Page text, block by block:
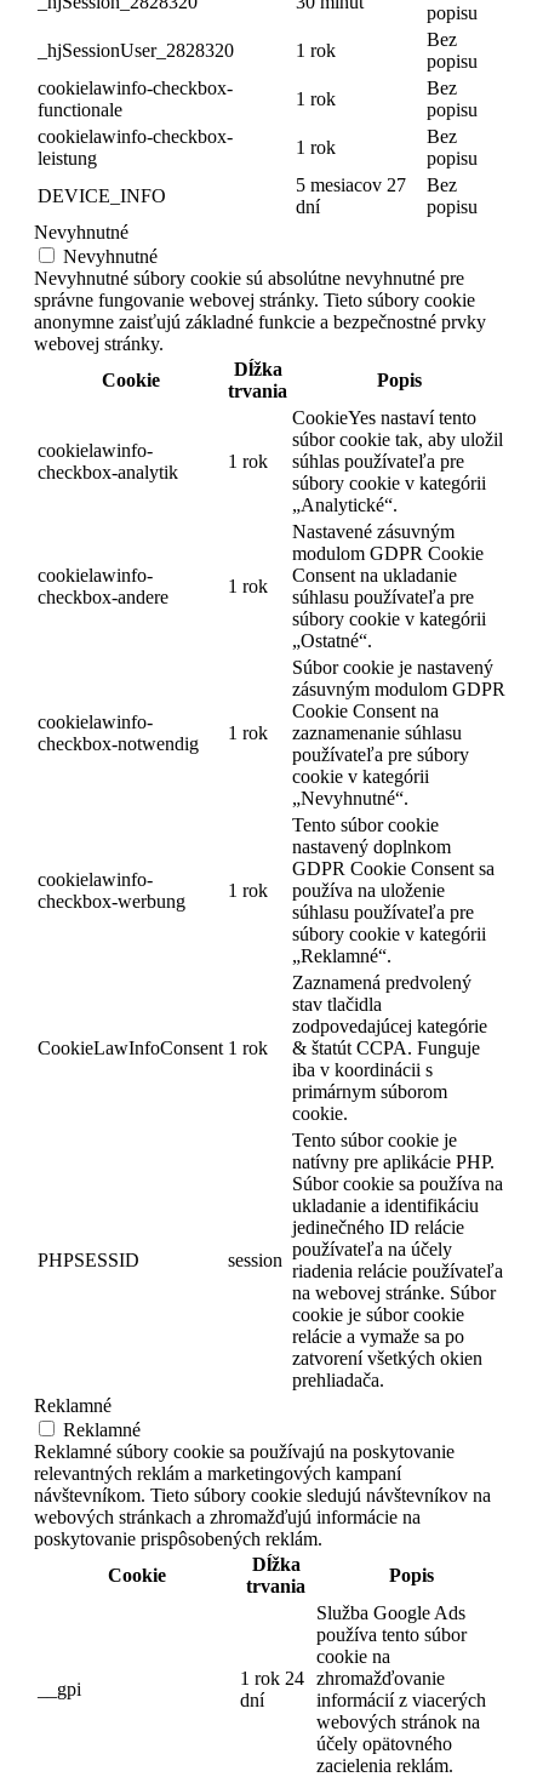
popisu
_hjSessionUser_2828320
1 rok
Bez
popisu
cookielawinfo-checkbox-
functionale
1 rok
Bez
popisu
cookielawinfo-checkbox-
leistung
1 rok
Bez
popisu
DEVICE_INFO
5 mesiacov 27
dní
Bez
popisu
Nevyhnutné
Nevyhnutné
Nevyhnutné súbory cookie sú absolútne nevyhnutné pre
správne fungovanie webovej stránky. Tieto súbory cookie
anonymne zaisťujú základné funkcie a bezpečnostné prvky
webovej stránky.
Cookie
Dĺžka
trvania
Popis
cookielawinfo-
checkbox-analytik
1 rok
CookieYes nastaví tento
súbor cookie tak, aby uložil
súhlas používateľa pre
súbory cookie v kategórii
„Analytické“.
cookielawinfo-
checkbox-andere
1 rok
Nastavené zásuvným
modulom GDPR Cookie
Consent na ukladanie
súhlasu používateľa pre
súbory cookie v kategórii
„Ostatné“.
cookielawinfo-
checkbox-notwendig
1 rok
Súbor cookie je nastavený
zásuvným modulom GDPR
Cookie Consent na
zaznamenanie súhlasu
používateľa pre súbory
cookie v kategórii
„Nevyhnutné“.
cookielawinfo-
checkbox-werbung
1 rok
Tento súbor cookie
nastavený doplnkom
GDPR Cookie Consent sa
používa na uloženie
súhlasu používateľa pre
súbory cookie v kategórii
„Reklamné“.
CookieLawInfoConsent 1 rok
Zaznamená predvolený
stav tlačidla
zodpovedajúcej kategórie
& štatút CCPA. Funguje
iba v koordinácii s
primárnym súborom
cookie.
PHPSESSID session
Tento súbor cookie je
natívny pre aplikácie PHP.
Súbor cookie sa používa na
ukladanie a identifikáciu
jedinečného ID relácie
používateľa na účely
riadenia relácie používateľa
na webovej stránke. Súbor
cookie je súbor cookie
relácie a vymaže sa po
zatvorení všetkých okien
prehliadača.
Reklamné
Reklamné
Reklamné súbory cookie sa používajú na poskytovanie
relevantných reklám a marketingových kampaní
návštevníkom. Tieto súbory cookie sledujú návštevníkov na
webových stránkach a zhromažďujú informácie na
poskytovanie prispôsobených reklám.
Cookie
Dĺžka
trvania
Popis
__gpi
1 rok 24
dní
Služba Google Ads
používa tento súbor
cookie na
zhromažďovanie
informácií z viacerých
webových stránok na
účely opätovného
zacielenia reklám.